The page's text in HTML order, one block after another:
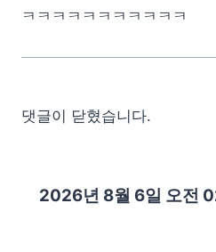
ㅋㅋㅋㅋㅋㅋㅋㅋㅋㅋㅋ
댓글이 닫혔습니다.
2026년 8월 6일 오전